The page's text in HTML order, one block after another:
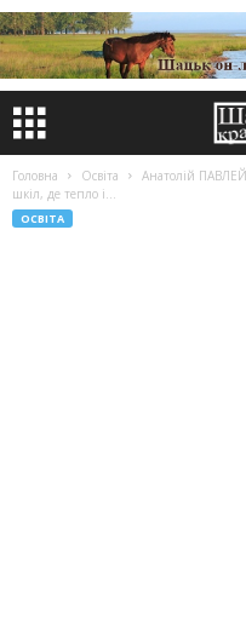
Головна Освіта
Анатолій
шкіл, де тепло і...
ОСВІТА